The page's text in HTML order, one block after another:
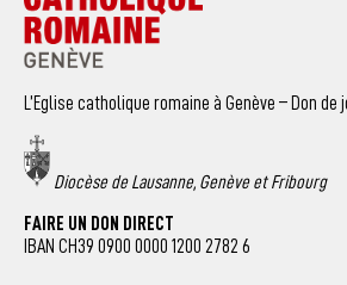
L’Eglise catholique romaine à Genève – Don de
Diocèse de Lausanne, Genève et Fribourg
FAIRE UN DON DIRECT
IBAN CH39 0900 0000 1200 2782 6